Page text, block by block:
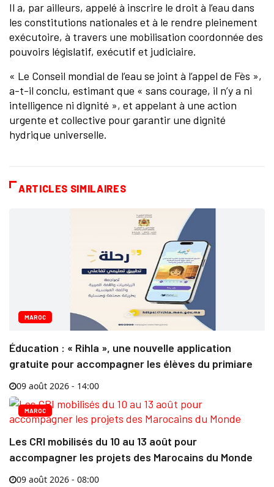
Il a, par ailleurs, appelé à inscrire le droit à l’eau dans
les constitutions nationales et à le rendre pleinement
exécutoire, à travers une mobilisation coordonnée des
pouvoirs législatif, exécutif et judiciaire.
« Le Conseil mondial de l’eau se joint à l’appel de Fès »,
a-t-il conclu, estimant que « sans courage, il n’y a ni
intelligence ni dignité », et appelant à une action
urgente et collective pour garantir une dignité
hydrique universelle.
ARTICLES SIMILAIRES
MAROC
Éducation : « Rihla », une nouvelle application
gratuite pour accompagner les élèves du primiare
09 août 2026 - 14:00
MAROC
Les CRI mobilisés du 10 au 13 août pour
accompagner les projets des Marocains du Monde
09 août 2026 - 08:00